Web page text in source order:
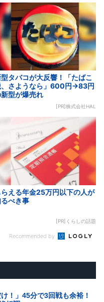
タバコが大反響！「たばこ
、さようなら」600円→83円
型が爆売れ
[PR]株式会社HAL
らえる年金25万円以下の人が
べき事
[PR]くらしの話題
Recommended by
け！」45分で3回戦も余裕！